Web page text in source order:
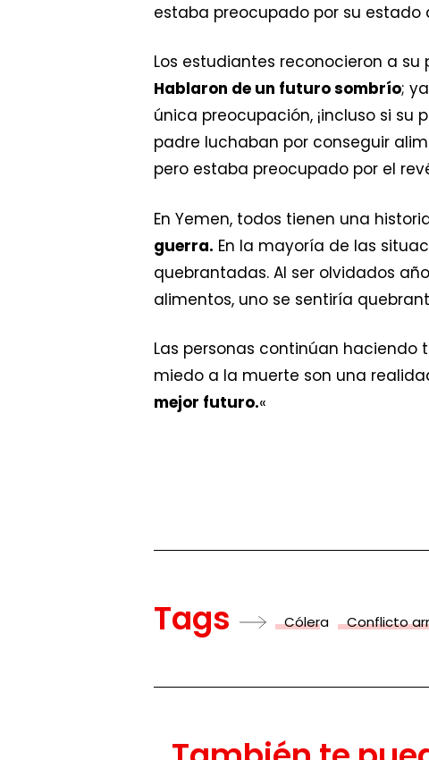
estaba preocupado por su estado
Los estudiantes reconocieron a
Hablaron de un futuro sombrío;
única preocupación, ¡incluso si
padre luchaban por conseguir
pero estaba preocupado por el
En Yemen, todos tienen una
guerra. En la mayoría de las
quebrantadas. Al ser olvidados
alimentos, uno se sentiría
Las personas continúan haciendo
miedo a la muerte son una
mejor futuro.«
Tags Cólera Conflicto